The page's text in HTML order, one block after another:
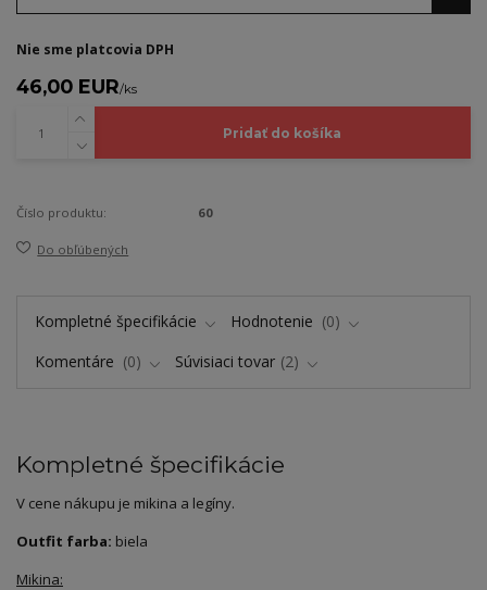
Nie sme platcovia DPH
46,00 EUR/ks
Pridať do košíka
Číslo produktu: 60
Do obľúbených
Kompletné špecifikácie Hodnotenie
0
Komentáre
0 Súvisiaci tovar 2
Kompletné špecifikácie
V cene nákupu je mikina a legíny.
Outfit farba: biela
Mikina: